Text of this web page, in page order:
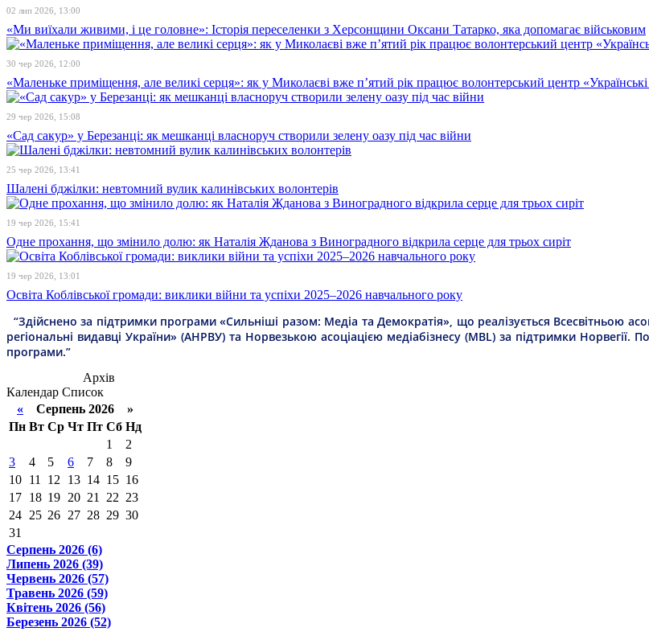
02 лип 2026, 13:00
«Ми виїхали живими, і це головне»: Історія переселенки з Херсонщини Оксани Татарко, яка допомагає військовим
30 чер 2026, 12:00
«Маленьке приміщення, але великі серця»: як у Миколаєві вже п’ятий рік працює волонтерський центр «Українські
29 чер 2026, 15:08
«Сад сакур» у Березанці: як мешканці власноруч створили зелену оазу під час війни
25 чер 2026, 13:41
Шалені бджілки: невтомний вулик калинівських волонтерів
19 чер 2026, 15:41
Одне прохання, що змінило долю: як Наталія Жданова з Виноградного відкрила серце для трьох сиріт
19 чер 2026, 13:01
Освіта Коблівської громади: виклики війни та успіхи 2025–2026 навчального року
“Здійснено за підтримки програми «Сильніші разом: Медіа та Демократія», що реалізується Всесвітньою
регіональні видавці України» (АНРВУ) та Норвезькою асоціацією медіабізнесу (MBL) за підтримки
програми.”
Архів
Календар Список
« Серпень 2026 »
Пн Вт Ср Чт Пт Сб Нд
1
2
3
4 5 6 7 8
9
10 11 12 13 14 15 16
17 18 19 20 21 22 23
24 25 26 27 28 29 30
31
Серпень 2026 (6)
Липень 2026 (39)
Червень 2026 (57)
Травень 2026 (59)
Квітень 2026 (56)
Березень 2026 (52)